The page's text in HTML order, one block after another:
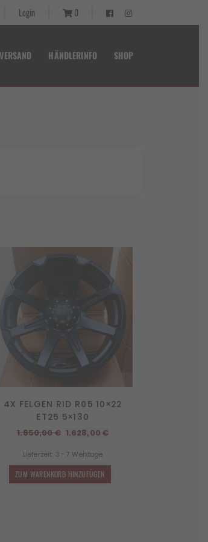
Login 0
HÄNDLERINFO SHOP
4X FELGEN RID R05 10×22
ET25 5×130
1.850,00€ Ursprünglicher
war:
1.850,00 €
1.628,00€Aktueller
Lieferzeit: 3 - 7 Werktage
ZUM WARENKORB HINZUFÜGEN